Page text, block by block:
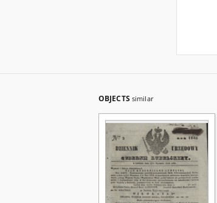
OBJECTS similar